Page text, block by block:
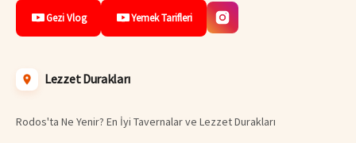
Gezi Vlog Yemek Tarifleri
Lezzet Durakları
Rodos'ta Ne Yenir? En İyi Tavernalar ve Lezzet Durakları